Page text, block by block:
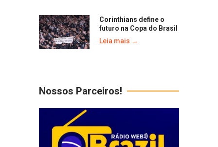
Corinthians define o
futuro na Copa do Brasil
Leia mais →
Nossos Parceiros!